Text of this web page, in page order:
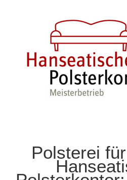
Polsterei